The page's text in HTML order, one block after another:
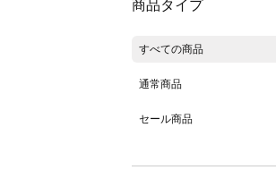
商品タイプ
すべての商品
通常商品
セール商品